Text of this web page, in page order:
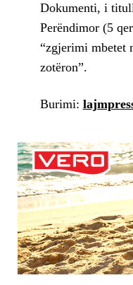
Dokumenti, i
Perëndimor (5
“zgjerimi mbetet
zotëron”.
Burimi: